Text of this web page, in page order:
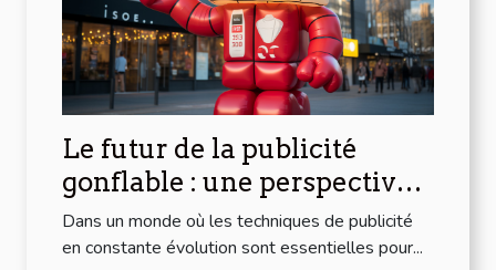
Le futur de la publicité
gonflable : une perspective
internationale
Dans un monde où les techniques de publicité
en constante évolution sont essentielles pour...